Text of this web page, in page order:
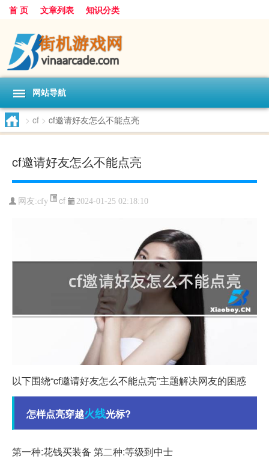
首 页 文章列表 知识分类
网站导航
> cf > cf邀请好友怎么不能点亮
cf邀请好友怎么不能点亮
网友:cfy cf 2024-01-25 02:18:10
以下围绕“cf邀请好友怎么不能点亮”主题解决网友的困惑
怎样点亮穿越火线光标?
第一种:花钱买装备 第二种:等级到中士